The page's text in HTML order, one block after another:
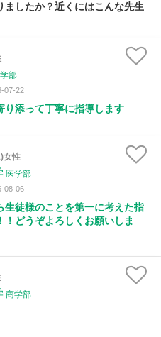
ましたか？近くにはこんな先生
部
07-22
り添って丁寧に指導します
女性
医学部
08-06
生徒様のことを第一に考えた指
！どうぞよろしくお願いしま
商学部